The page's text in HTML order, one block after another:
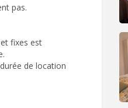
pas.
fixes est
de location